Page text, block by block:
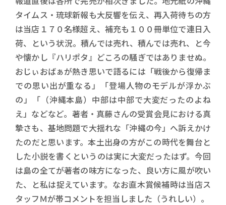
タイムス・琉球新報も大反響を伝え、再入荷待ちの方
は当店１７０名様超え、補充も１００冊単位で連日入
荷、という状況。積んでは売れ、積んでは売れ、と今
や懐かし『ハリポタ』どころの騒ぎではありませぬ。
おじぃおばぁが熱き思いで語るには「戦後から復帰ま
での思い出が重なる」「登場人物のモデルが浮かぶ
の」「（沖縄本島）中部は中部で大変だったのよね
え」などなど。著者・真藤さんの受賞会見における真
摯さも、基地問題で大揺れな「沖縄の今」へ訴えかけ
たのだと思います。本土出身の方がこの時代を舞台と
した小説を書くというのは実に大変だったはず。今回
は島の全てが著者の味方になった、良い方に風が吹い
た、と私は捉えています。なお直木賞候補時は当店ス
タッフＭが帯コメントを担当しました（うれしい）。